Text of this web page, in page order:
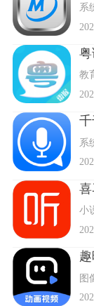
系
教
系
小
图